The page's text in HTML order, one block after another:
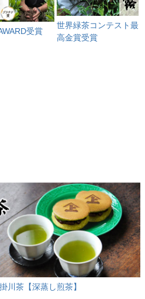
受賞
世界緑茶コンテスト最
高金賞受賞
川茶【深蒸し煎茶】